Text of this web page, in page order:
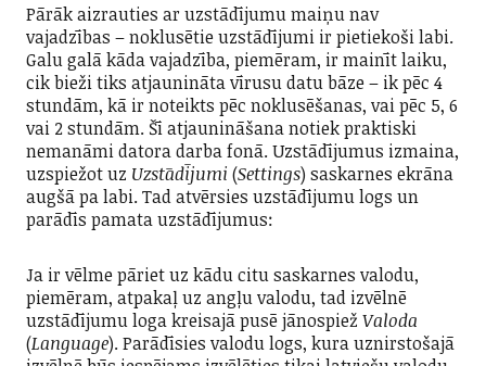
Pārāk aizrauties ar uzstādījumu maiņu nav
vajadzības – noklusētie uzstādījumi ir pietiekoši labi.
Galu galā kāda vajadzība, piemēram, ir mainīt laiku,
cik bieži tiks atjaunināta vīrusu datu bāze – ik pēc 4
stundām, kā ir noteikts pēc noklusēšanas, vai pēc 5, 6
vai 2 stundām. Šī atjaunināšana notiek praktiski
nemanāmi datora darba fonā. Uzstādījumus izmaina,
uzspiežot uz Uzstādījumi (Settings) saskarnes ekrāna
augšā pa labi. Tad atvērsies uzstādījumu logs un
parādīs pamata uzstādījumus:
Ja ir vēlme pāriet uz kādu citu saskarnes valodu,
piemēram, atpakaļ uz angļu valodu, tad izvēlnē
uzstādījumu loga kreisajā pusē jānospiež Valoda
(Language). Parādīsies valodu logs, kura uznirstošajā